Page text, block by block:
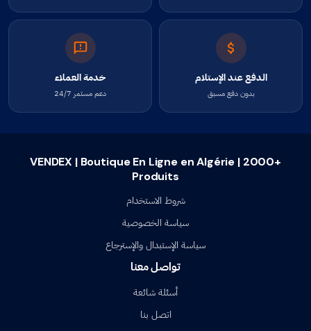
الدفع عند الإستلام
بدون دفع مسبق
خدمة العملاء
دعم مستمر 24/7
VENDEX | Boutique En Ligne en Algérie | 2000+
Produits
شروط الاستخدام
سياسة الخصوصية
سياسة الإستبدال والإسترجاع
تواصل معنا
أسئلة شائعة
اتصل بنا